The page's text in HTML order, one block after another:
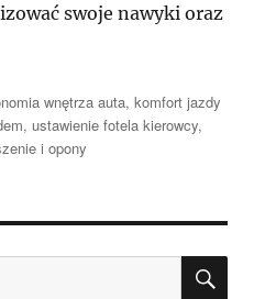
swoje nawyki oraz
wnętrza auta,komfort jazdy
, ustawienie fotela kierowcy,
i opony